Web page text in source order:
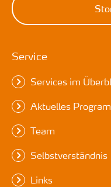
Service
Services im
Aktuelles
Team
Selbstverständnis
Links